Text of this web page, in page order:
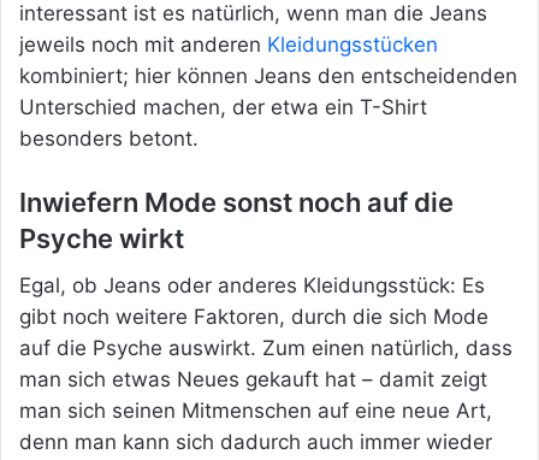
interessant ist es natürlich, wenn man die Jeans
jeweils noch mit anderen Kleidungsstücken
kombiniert; hier können Jeans den entscheidenden
Unterschied machen, der etwa ein T-Shirt
besonders betont.
Inwiefern Mode sonst noch auf die
Psyche wirkt
Egal, ob Jeans oder anderes Kleidungsstück: Es
gibt noch weitere Faktoren, durch die sich Mode
auf die Psyche auswirkt. Zum einen natürlich, dass
man sich etwas Neues gekauft hat – damit zeigt
man sich seinen Mitmenschen auf eine neue Art,
denn man kann sich dadurch auch immer wieder